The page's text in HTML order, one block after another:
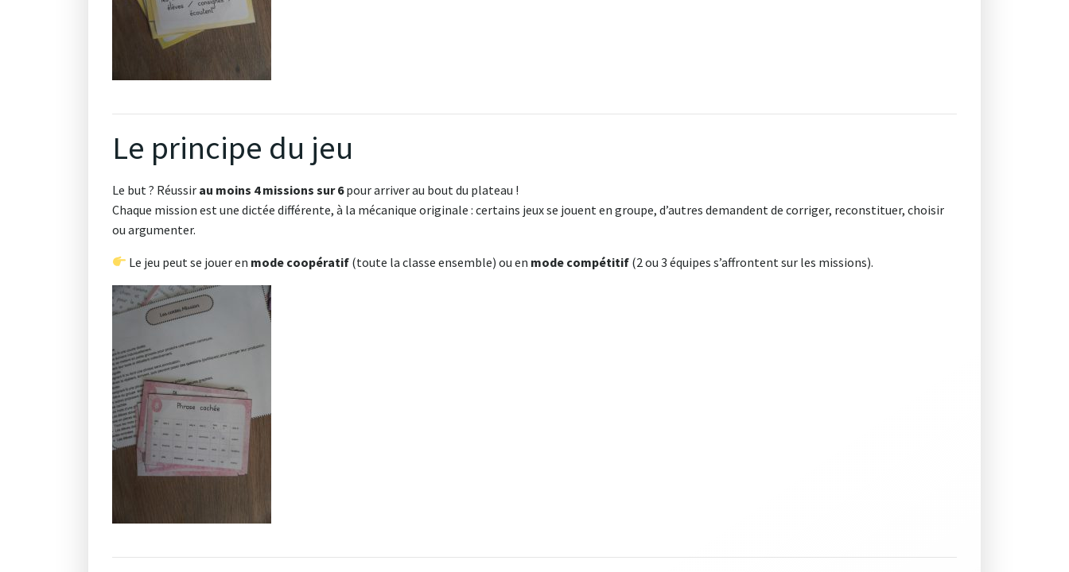
Le principe du jeu
Le but ? Réussir au moins 4 missions sur 6pour arriver au bout du plateau !
Chaque mission est une dictée différente, à la mécanique originale : certains jeux se jouent en groupe, d’autres demandent de corriger, reconstituer, choisir
ou argumenter.
Le jeu peut se jouer en mode coopératif (toute la classe ensemble) ou en mode compétitif (2 ou 3 équipes s’affrontent sur les missions).